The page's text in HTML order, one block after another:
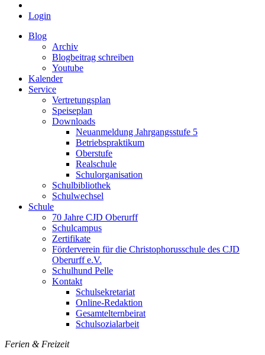
Login
Blog
Archiv
Blogbeitrag schreiben
Youtube
Kalender
Service
Vertretungsplan
Speiseplan
Downloads
Neuanmeldung Jahrgangsstufe 5
Betriebspraktikum
Oberstufe
Realschule
Schulorganisation
Schulbibliothek
Schulwechsel
Schule
70 Jahre CJD Oberurff
Schulcampus
Zertifikate
Förderverein für die Christophorusschule des CJD
Oberurff e.V.
Schulhund Pelle
Kontakt
Schulsekretariat
Online-Redaktion
Gesamtelternbeirat
Schulsozialarbeit
Ferien & Freizeit